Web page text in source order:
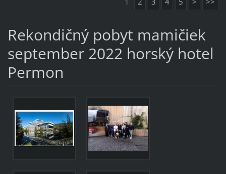
Rekondičný pobyt mamičiek
september 2022 horský hotel
Permon